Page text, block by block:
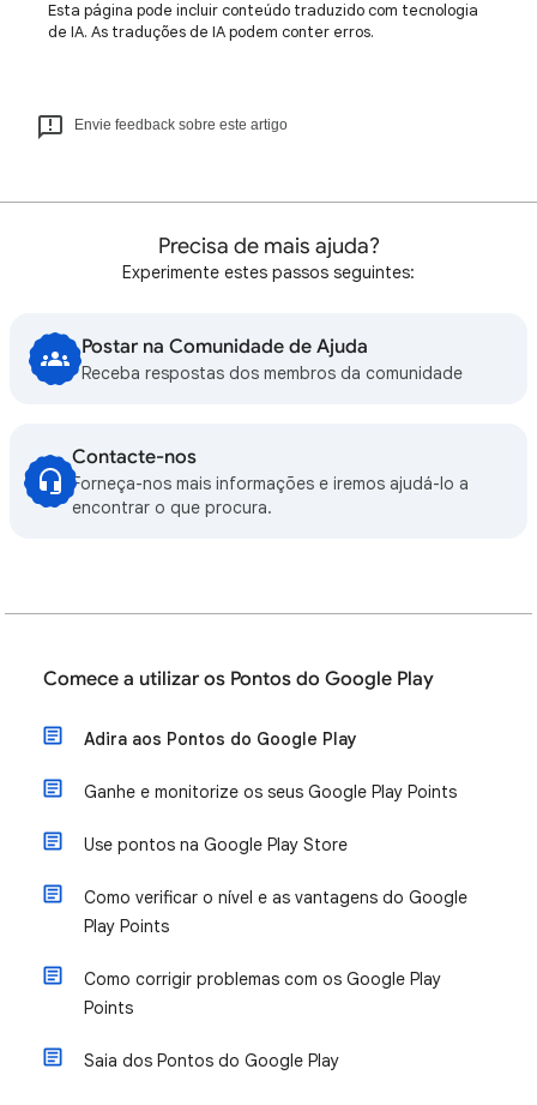
Esta página pode incluir conteúdo traduzido com tecnologia
de IA. As traduções de IA podem conter erros.
Envie feedback sobre este artigo
Precisa de mais ajuda?
Experimente estes passos seguintes:
Postar na Comunidade de Ajuda
Receba respostas dos membros da comunidade
Contacte-nos
Forneça-nos mais informações e iremos ajudá-lo a
encontrar o que procura.
Comece a utilizar os Pontos do Google Play
Adira aos Pontos do Google Play
Ganhe e monitorize os seus Google Play Points
Use pontos na Google Play Store
Como verificar o nível e as vantagens do Google
Play Points
Como corrigir problemas com os Google Play
Points
Saia dos Pontos do Google Play